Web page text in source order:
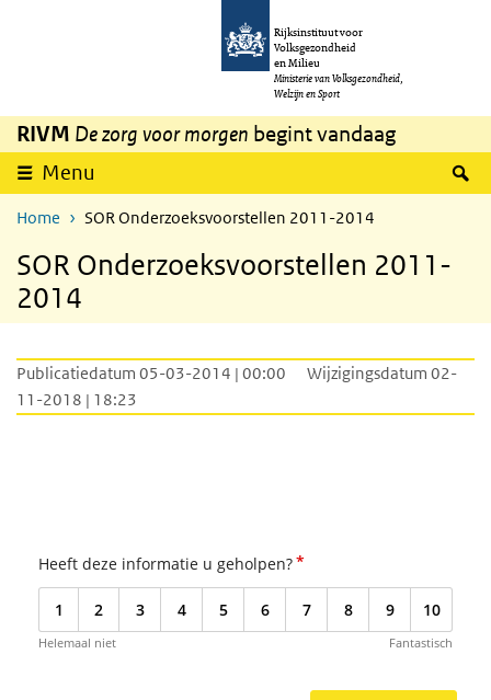
Overslaan en naar de inhoud gaan
Rijksinstituut voor
Volksgezondheid
en Milieu
Ministerie van Volksgezondheid,
Welzijn en Sport
RIVM De zorg voor morgen begint vandaag
Menu
Home SOR Onderzoeksvoorstellen 2011-2014
SOR Onderzoeksvoorstellen 2011-
2014
Publicatiedatum 05-03-2014 | 00:00
Wijzigingsdatum 02-
11-2018 | 18:23
Heeft deze informatie u geholpen?*
1 2 3 4 5 6 7 8 9 10
Helemaal niet Fantastisch